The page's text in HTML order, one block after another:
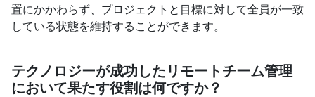
置にかかわらず、プロジェクトと目標に対して全員が一致
している状態を維持することができます。
テクノロジーが成功したリモートチーム管理
において果たす役割は何ですか？